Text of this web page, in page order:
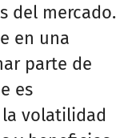
del mercado.
en una
parte de
es
volatilidad